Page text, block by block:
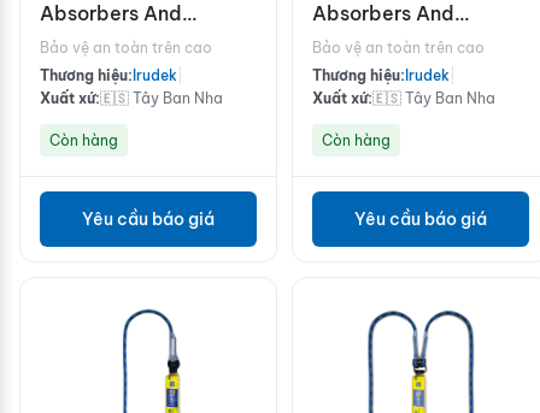
Absorbers And
Lanyards/SRL ASTUN
361/150 (140kg)
Bảo vệ an toàn trên cao
Thương hiệu: Irudek
Xuất xứ:🇪🇸 Tây Ban Nha
Còn hàng
Yêu cầu báo giá
Absorbers And
Lanyards/SRL ABE
361-C/150
Bảo vệ an toàn trên cao
Thương hiệu: Irudek
Xuất xứ:🇪🇸 Tây Ban Nha
Còn hàng
Yêu cầu báo giá